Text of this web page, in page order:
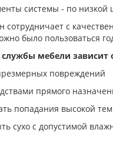
системы - по
сотрудничает с
было пользоваться
службы мебели зависит
повреждений
прямого
попадания высокой
сухо с допустимой